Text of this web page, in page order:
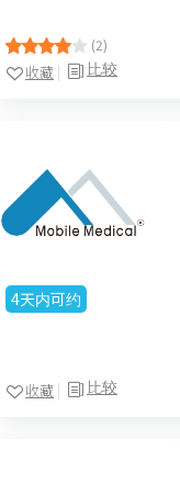
(2)
比较
收藏
4天内可约
比较
收藏